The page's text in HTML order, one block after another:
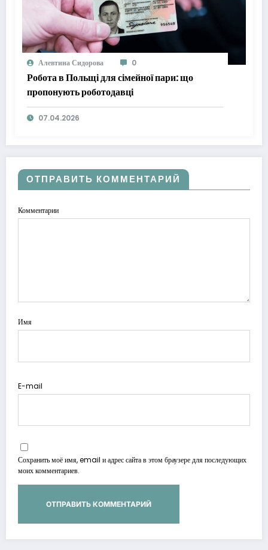
Алевтина Сидорова 0
Робота в Польщі для сімейної пари: що
пропонують роботодавці
07.04.2026
ОТПРАВИТЬ КОММЕНТАРИЙ
Комментарии
Имя
E-mail
Сохранить моё имя, email и адрес сайта в этом браузере для последующих
моих комментариев.